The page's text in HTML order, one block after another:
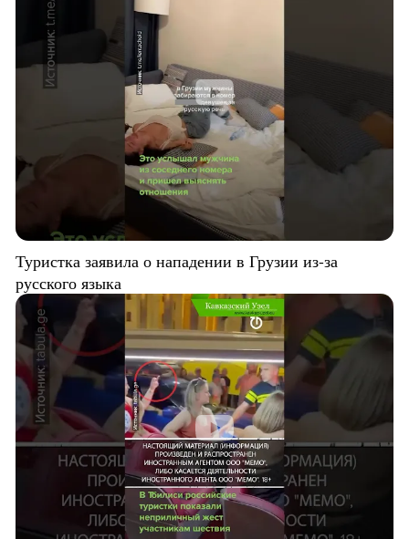
Туристка заявила о нападении в Грузии из-за
русского языка